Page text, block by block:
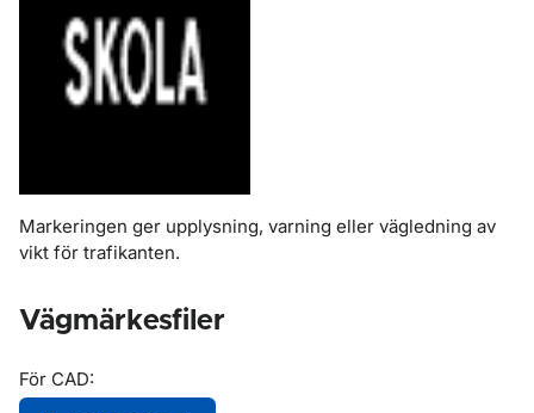
Markeringen ger upplysning, varning eller vägledning av
vikt för trafikanten.
Vägmärkesfiler
För CAD: